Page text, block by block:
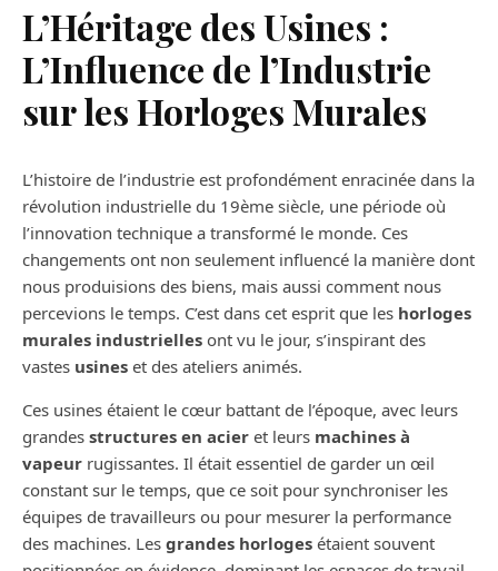
L’Héritage des Usines :
L’Influence de l’Industrie
sur les Horloges Murales
L’histoire de l’industrie est profondément enracinée dans la
révolution industrielle du 19ème siècle, une période où
l’innovation technique a transformé le monde. Ces
changements ont non seulement influencé la manière dont
nous produisions des biens, mais aussi comment nous
percevions le temps. C’est dans cet esprit que les horloges
murales industrielles ont vu le jour, s’inspirant des
vastes usines et des ateliers animés.
Ces usines étaient le cœur battant de l’époque, avec leurs
grandes structures en acier et leurs machines à
vapeur rugissantes. Il était essentiel de garder un œil
constant sur le temps, que ce soit pour synchroniser les
équipes de travailleurs ou pour mesurer la performance
des machines. Les grandes horloges étaient souvent